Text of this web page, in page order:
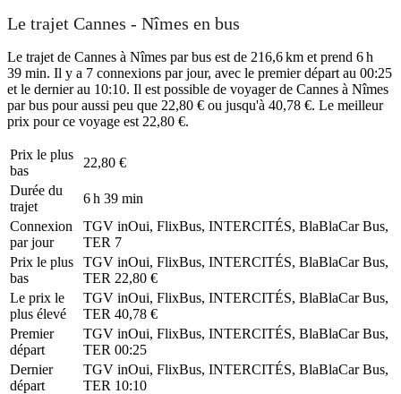
Le trajet Cannes - Nîmes en bus
Le trajet de Cannes à Nîmes par bus est de 216,6 km et prend 6 h
39 min. Il y a 7 connexions par jour, avec le premier départ au 00:25
et le dernier au 10:10. Il est possible de voyager de Cannes à Nîmes
par bus pour aussi peu que 22,80 € ou jusqu'à 40,78 €. Le meilleur
prix pour ce voyage est 22,80 €.
Prix ​​le plus
bas
22,80 €
Durée du
trajet
6 h 39 min
Connexion
par jour
TGV inOui, FlixBus, INTERCITÉS, BlaBlaCar Bus,
TER 7
Prix ​​le plus
bas
TGV inOui, FlixBus, INTERCITÉS, BlaBlaCar Bus,
TER 22,80 €
Le prix le
plus élevé
TGV inOui, FlixBus, INTERCITÉS, BlaBlaCar Bus,
TER 40,78 €
Premier
départ
TGV inOui, FlixBus, INTERCITÉS, BlaBlaCar Bus,
TER 00:25
Dernier
départ
TGV inOui, FlixBus, INTERCITÉS, BlaBlaCar Bus,
TER 10:10